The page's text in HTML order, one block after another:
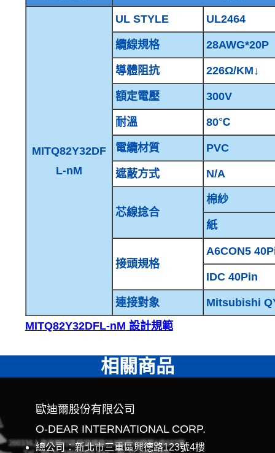
MITQ82Y32DF
L-nM
UL STYLE UL2464
纜線規格 28AWG*20P
導體阻抗 226Ω/KM↓
額定電壓 300V
耐溫 80℃
電纜材質 PVC
遮蔽方式 N/A
芯線捻合
棉紗
紙
接頭規格
A6CON5
IDC 40Pin
連接對象
Mitsubishi
MITQ82Y32DFL-nM 設計規範
相關商品
歐迪爾股份有限公司
O-DEAR INTERNATIONAL CORP.
總公司：新北市三重區興德路123號4樓